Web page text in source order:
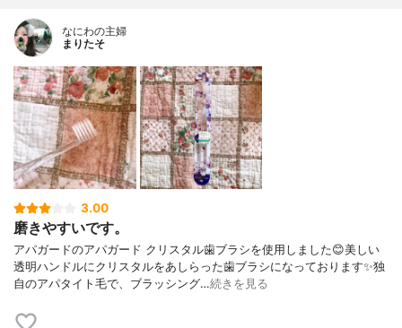
なにわの主婦
まりたそ
3.00
磨きやすいです。
アパガードのアパガード クリスタル歯ブラシを使用しました😊美しい
透明ハンドルにクリスタルをあしらった歯ブラシになっております✨独
自のアパタイト毛で、ブラッシング…続きを見る